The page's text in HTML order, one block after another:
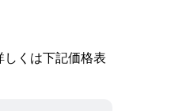
くは下記価格表